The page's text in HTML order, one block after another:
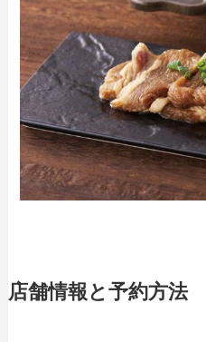
店舗情報と予約方法